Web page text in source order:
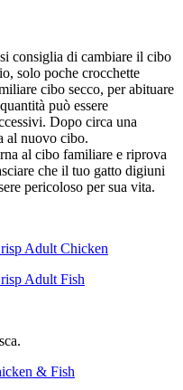
consiglia di cambiare il cibo
solo poche crocchette
cibo secco, per abituare
può essere
Dopo circa una
al nuovo cibo.
al cibo familiare e riprova
che il tuo gatto digiuni
pericoloso per sua vita.
Adult Chicken
Adult Fish
& Fish